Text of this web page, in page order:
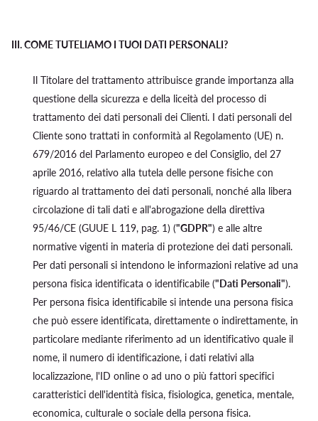
III.COME TUTELIAMO I TUOI DATI PERSONALI?
Il Titolare del trattamento attribuisce grande importanza alla
questione della sicurezza e della liceità del processo di
trattamento dei dati personali dei Clienti. I dati personali del
Cliente sono trattati in conformità al Regolamento (UE) n.
679/2016 del Parlamento europeo e del Consiglio, del 27
aprile 2016, relativo alla tutela delle persone fisiche con
riguardo al trattamento dei dati personali, nonché alla libera
circolazione di tali dati e all'abrogazione della direttiva
95/46/CE (GUUE L 119, pag. 1) ("GDPR") e alle altre
normative vigenti in materia di protezione dei dati personali.
Per dati personali si intendono le informazioni relative ad una
persona fisica identificata o identificabile ("Dati Personali").
Per persona fisica identificabile si intende una persona fisica
che può essere identificata, direttamente o indirettamente, in
particolare mediante riferimento ad un identificativo quale il
nome, il numero di identificazione, i dati relativi alla
localizzazione, l'ID online o ad uno o più fattori specifici
caratteristici dell'identità fisica, fisiologica, genetica, mentale,
economica, culturale o sociale della persona fisica.